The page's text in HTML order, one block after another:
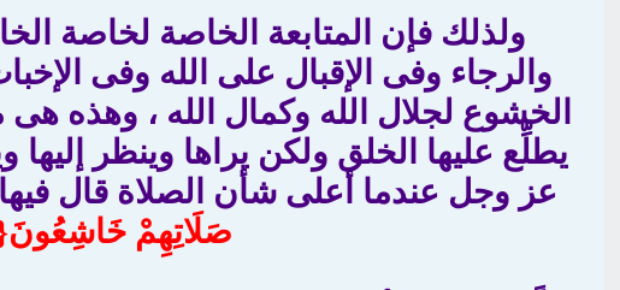
ولذلك فإن المتابعة الخاصة لخاصة
والرجاء وفى الإقبال على الله وفى
الخشوع لجلال الله وكمال الله ، وهذه
يطلِّع عليها الخلق ولكن يراها وينظر
عز وجل عندما أعلى شأن الصلاة قال
صَلَاتِهِمْ